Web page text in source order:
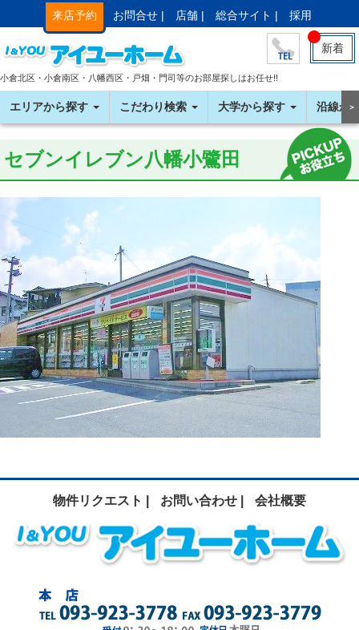
来店予約 お問合せ | 店舗 | 総合サイト | 採用
新着
小倉北区・小倉南区・八幡西区・戸畑・門司等のお部屋探しはお任せ!!
エリアから探す こだわり検索 大学から探す 沿線か＞
セブンイレブン八幡小鷺田
物件リクエスト | お問い合わせ | 会社概要